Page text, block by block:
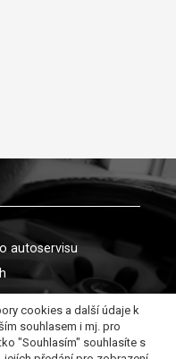
autoservisu
cookies a další údaje k
souhlasem i mj. pro
"Souhlasím" souhlasíte s